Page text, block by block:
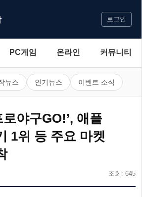
로그인
PC게임 온라인 커뮤니티
뉴스 인기뉴스 이벤트 소식
로야구GO!’, 애플
1위 등 주요 마켓
조회: 645